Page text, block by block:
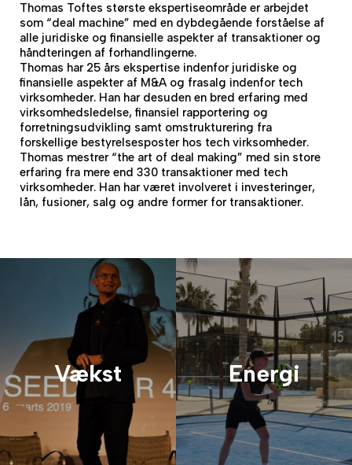
Thomas Toftes største ekspertiseområde er arbejdet
som “deal machine” med en dybdegående forståelse af
alle juridiske og finansielle aspekter af transaktioner og
håndteringen af forhandlingerne.
Thomas har 25 års ekspertise indenfor juridiske og
finansielle aspekter af M&A og frasalg indenfor tech
virksomheder. Han har desuden en bred erfaring med
virksomhedsledelse, finansiel rapportering og
forretningsudvikling samt omstrukturering fra
forskellige bestyrelsesposter hos tech virksomheder.
Thomas mestrer “the art of deal making” med sin store
erfaring fra mere end 330 transaktioner med tech
virksomheder. Han har været involveret i investeringer,
lån, fusioner, salg og andre former for transaktioner.
Vækst Energi